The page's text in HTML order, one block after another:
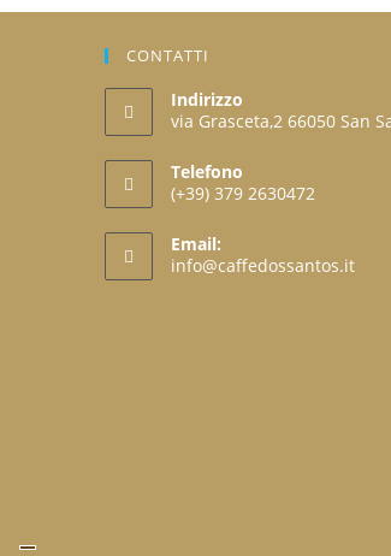
CONTATTI
Indirizzo
via Grasceta,2 66050 San
Telefono
(+39) 379 2630472
in
your
Email:
info@caffedossantos.it